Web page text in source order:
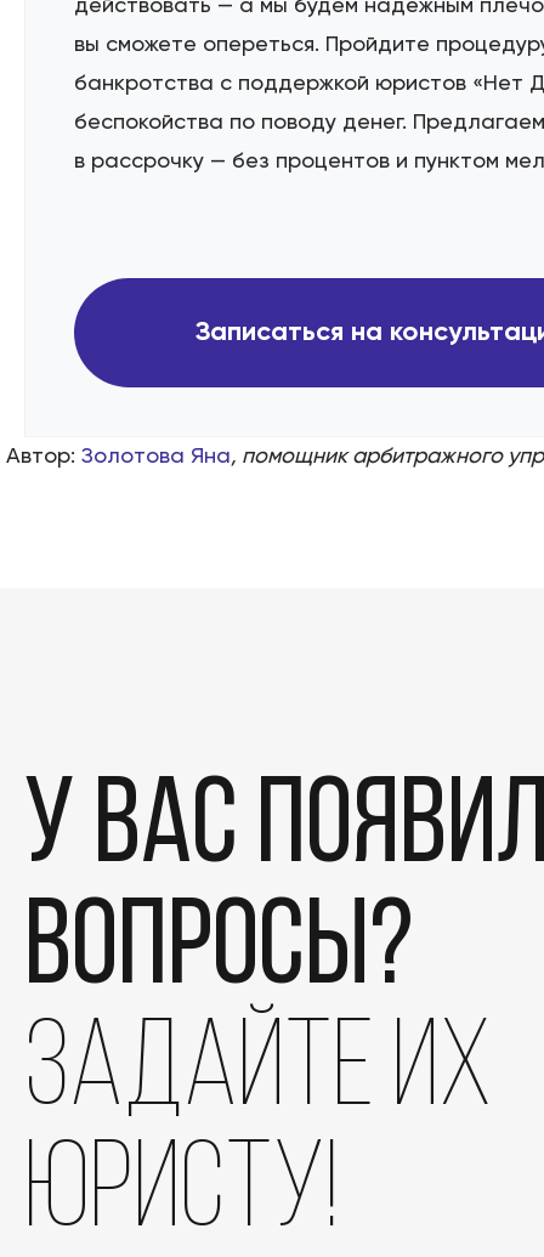
действовать — а мы будем надёжным
вы сможете опереться. Пройдите
банкротства с поддержкой юристов «Нет
беспокойства по поводу денег.
в рассрочку — без процентов и пунктом
Записаться на
Автор: Золотова Яна, помощник арбитражного
У вас
вопросы?
задайте их
юристу!